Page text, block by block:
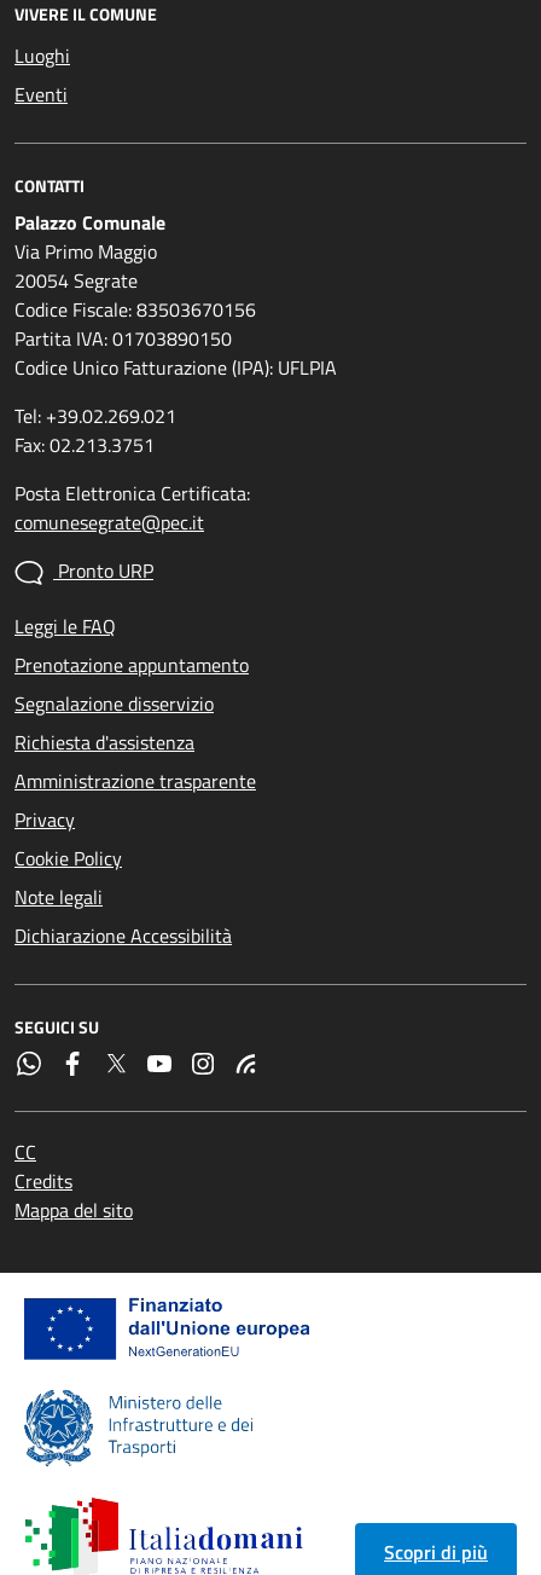
VIVERE IL COMUNE
Luoghi
Eventi
CONTATTI
Palazzo Comunale
Via Primo Maggio
20054 Segrate
Codice Fiscale: 83503670156
Partita IVA: 01703890150
Codice Unico Fatturazione (IPA): UFLPIA
Tel: +39.02.269.021
Fax: 02.213.3751
Posta Elettronica Certificata:
comunesegrate@pec.it
Pronto URP
Leggi le FAQ
Prenotazione appuntamento
Segnalazione disservizio
Richiesta d'assistenza
Amministrazione trasparente
Privacy
Cookie Policy
Note legali
Dichiarazione Accessibilità
SEGUICI SU
CC
Credits
Mappa del sito
Scopri di più